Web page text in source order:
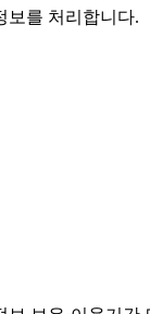
보를 처리합니다.